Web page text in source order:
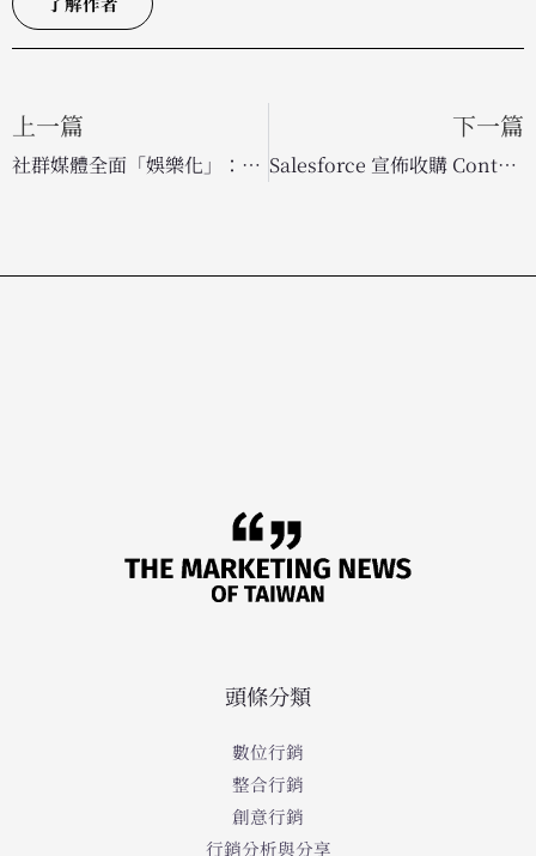
上一篇
社群媒體全面「娛樂化」：品牌如何轉型媒體公司，在碎片化時代搶奪注意力？
下一篇
Salesforce 宣佈收購 Contentful！強化 Agentforce AI 內容佈局，實現大規模個人化體驗
頭條分類
數位行銷
整合行銷
創意行銷
行銷分析與分享